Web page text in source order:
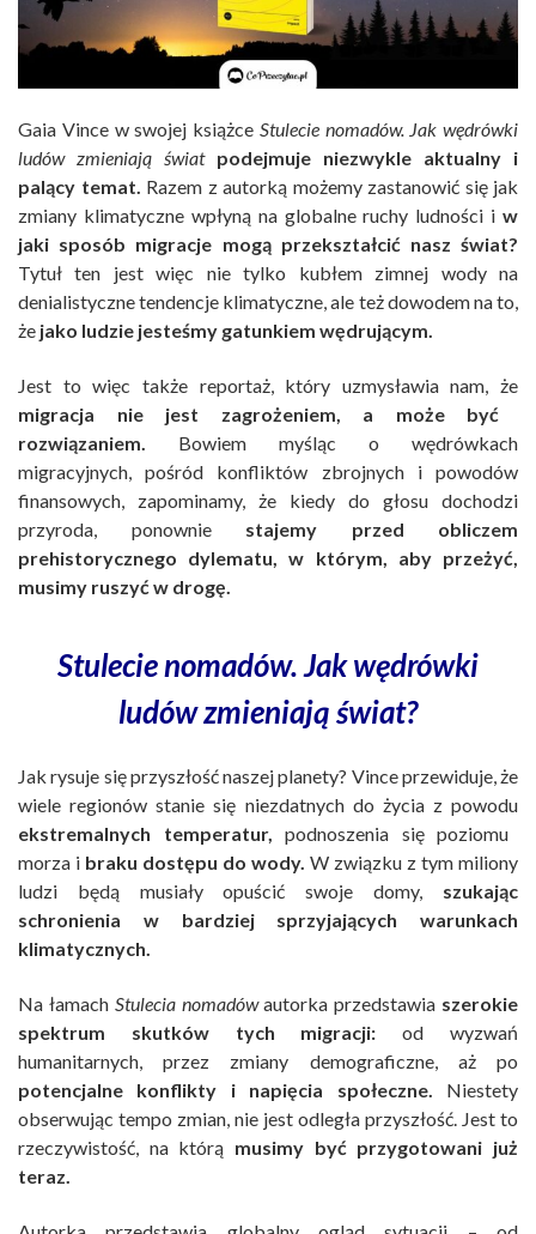
Gaia Vince w swojej książce Stulecie nomadów. Jak wędrówki
ludów zmieniają światpodejmuje niezwykle aktualny i
palący temat. Razem z autorką możemy zastanowić się jak
zmiany klimatyczne wpłyną na globalne ruchy ludności i w
jaki sposób migracje mogą przekształcić nasz świat?
Tytuł ten jest więc nie tylko kubłem zimnej wody na
denialistyczne tendencje klimatyczne, ale też dowodem na to,
że jako ludzie jesteśmy gatunkiem wędrującym.
Jest to więc także reportaż, który uzmysławia nam, że
migracja nie jest zagrożeniem, a może być
rozwiązaniem. Bowiem myśląc o wędrówkach
migracyjnych, pośród konfliktów zbrojnych i powodów
finansowych, zapominamy, że kiedy do głosu dochodzi
przyroda, ponownie stajemy przed obliczem
prehistorycznego dylematu, w którym, aby przeżyć,
musimy ruszyć w drogę.
Stulecie nomadów. Jak wędrówki
ludów zmieniają świat?
Jak rysuje się przyszłość naszej planety? Vince przewiduje, że
wiele regionów stanie się niezdatnych do życia z powodu
ekstremalnych temperatur, podnoszenia się poziomu
morza i braku dostępu do wody. W związku z tym miliony
ludzi będą musiały opuścić swoje domy, szukając
schronienia w bardziej sprzyjających warunkach
klimatycznych.
Na łamach Stulecia nomadówautorka przedstawia szerokie
spektrum skutków tych migracji: od wyzwań
humanitarnych, przez zmiany demograficzne, aż po
potencjalne konflikty i napięcia społeczne. Niestety
obserwując tempo zmian, nie jest odległa przyszłość. Jest to
rzeczywistość, na którą musimy być przygotowani już
teraz.